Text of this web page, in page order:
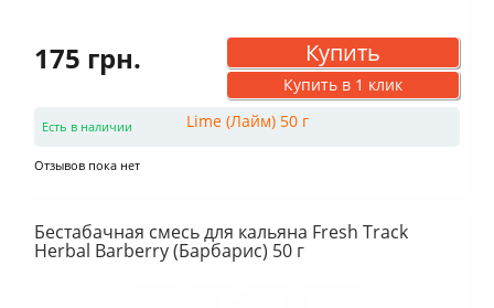
175 грн. Купить
Купить в 1 клик
Есть в наличии
Отзывов пока нет
Бестабачная смесь для кальяна Fresh Track
Herbal Barberry (Барбарис) 50 г